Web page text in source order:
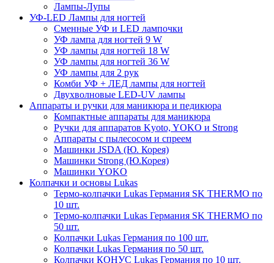
Лампы-Лупы
УФ-LED Лампы для ногтей
Сменные УФ и LED лампочки
УФ лампа для ногтей 9 W
УФ лампы для ногтей 18 W
УФ лампы для ногтей 36 W
УФ лампы для 2 рук
Комби УФ + ЛЕД лампы для ногтей
Двухволновые LED-UV лампы
Аппараты и ручки для маникюра и педикюра
Компактные аппараты для маникюра
Ручки для аппаратов Kyoto, YOKO и Strong
Аппараты с пылесосом и спреем
Машинки JSDA (Ю. Корея)
Машинки Strong (Ю.Корея)
Машинки YOKO
Колпачки и основы Lukas
Термо-колпачки Lukas Германия SK THERMO по
10 шт.
Термо-колпачки Lukas Германия SK THERMO по
50 шт.
Колпачки Lukas Германия по 100 шт.
Колпачки Lukas Германия по 50 шт.
Колпачки КОНУС Lukas Германия по 10 шт.